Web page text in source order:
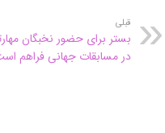
قبلی
بستر برای حضور نخبگان
در مسابقات جهانی فراهم